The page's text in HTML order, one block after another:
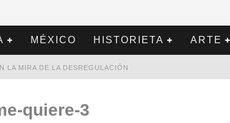
MÉXICO HISTORIETA ARTE
LA MIRA DE LA DESREGULACIÓN
| HOTEL ACAPULCO
quiere-3